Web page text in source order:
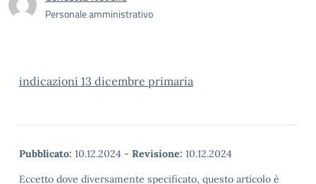
Personale amministrativo
indicazioni 13 dicembre primaria
Pubblicato: 10.12.2024 - Revisione: 10.12.2024
Eccetto dove diversamente specificato, questo articolo è